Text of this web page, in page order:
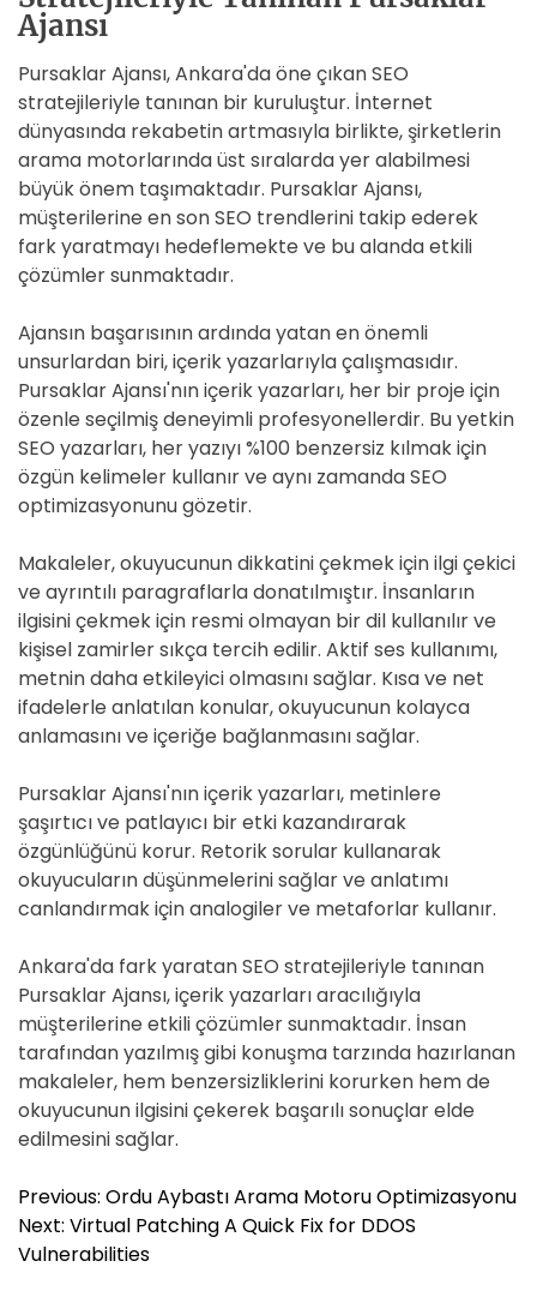
Ajansı
Pursaklar Ajansı, Ankara'da öne çıkan SEO
stratejileriyle tanınan bir kuruluştur. İnternet
dünyasında rekabetin artmasıyla birlikte, şirketlerin
arama motorlarında üst sıralarda yer alabilmesi
büyük önem taşımaktadır. Pursaklar Ajansı,
müşterilerine en son SEO trendlerini takip ederek
fark yaratmayı hedeflemekte ve bu alanda etkili
çözümler sunmaktadır.
Ajansın başarısının ardında yatan en önemli
unsurlardan biri, içerik yazarlarıyla çalışmasıdır.
Pursaklar Ajansı'nın içerik yazarları, her bir proje için
özenle seçilmiş deneyimli profesyonellerdir. Bu yetkin
SEO yazarları, her yazıyı %100 benzersiz kılmak için
özgün kelimeler kullanır ve aynı zamanda SEO
optimizasyonunu gözetir.
Makaleler, okuyucunun dikkatini çekmek için ilgi çekici
ve ayrıntılı paragraflarla donatılmıştır. İnsanların
ilgisini çekmek için resmi olmayan bir dil kullanılır ve
kişisel zamirler sıkça tercih edilir. Aktif ses kullanımı,
metnin daha etkileyici olmasını sağlar. Kısa ve net
ifadelerle anlatılan konular, okuyucunun kolayca
anlamasını ve içeriğe bağlanmasını sağlar.
Pursaklar Ajansı'nın içerik yazarları, metinlere
şaşırtıcı ve patlayıcı bir etki kazandırarak
özgünlüğünü korur. Retorik sorular kullanarak
okuyucuların düşünmelerini sağlar ve anlatımı
canlandırmak için analogiler ve metaforlar kullanır.
Ankara'da fark yaratan SEO stratejileriyle tanınan
Pursaklar Ajansı, içerik yazarları aracılığıyla
müşterilerine etkili çözümler sunmaktadır. İnsan
tarafından yazılmış gibi konuşma tarzında hazırlanan
makaleler, hem benzersizliklerini korurken hem de
okuyucunun ilgisini çekerek başarılı sonuçlar elde
edilmesini sağlar.
Y
a
z
Previous: Ordu Aybastı Arama Motoru Optimizasyonu
Next: Virtual Patching A Quick Fix for DDOS
Vulnerabilities